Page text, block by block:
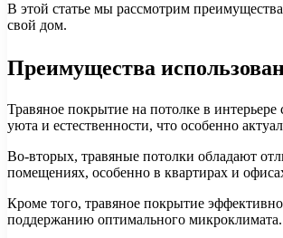
В этой статье мы рассмотрим
свой дом.
Преимущества
Травяное покрытие на потолке в
уюта и естественности, что особенно
Во-вторых, травяные потолки обладают
помещениях, особенно в квартирах и
Кроме того, травяное покрытие
поддержанию оптимального